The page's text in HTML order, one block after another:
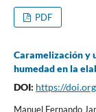
PDF
Caramelización y
humedad en la
DOI: https://
Manuel Fernando